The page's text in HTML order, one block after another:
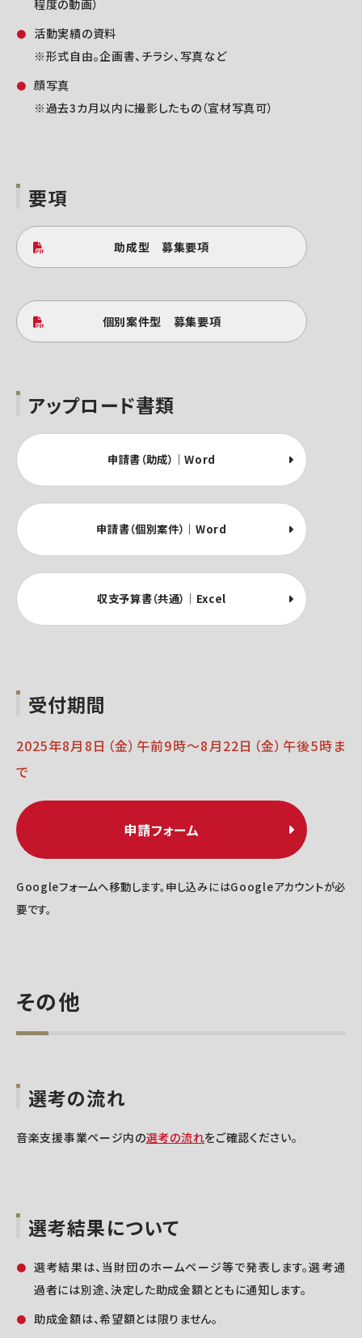
程度の動画）
活動実績の資料
※形式自由。企画書、チラシ、写真など
顔写真
※過去3カ月以内に撮影したもの（宣材写真可）
要項
助成型 募集要項
個別案件型 募集要項
アップロード書類
申請書（助成）｜Word
申請書（個別案件）｜Word
収支予算書（共通）｜Excel
受付期間
2025年8月8日（金）午前9時～8月22日（金）午後5時ま
で
申請フォーム
Googleフォームへ移動します。申し込みにはGoogleアカウントが必
要です。
その他
選考の流れ
音楽支援事業ページ内の選考の流れをご確認ください。
選考結果について
選考結果は、当財団のホームページ等で発表します。選考通
過者には別途、決定した助成金額とともに通知します。
助成金額は、希望額とは限りません。